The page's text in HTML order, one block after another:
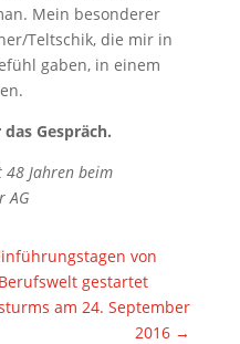
Mein besonderer
Teltschik, die mir in
gaben, in einem
Gespräch.
Jahren beim
AG
von
gestartet
am 24. September
2016 →